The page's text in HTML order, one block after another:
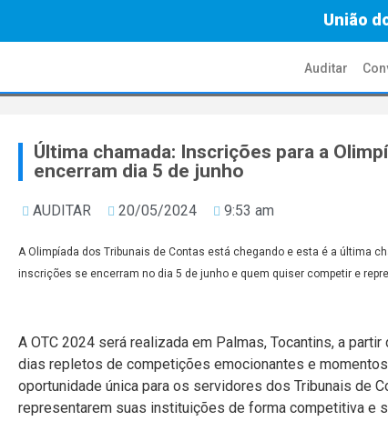
União
Auditar
Última chamada: Inscrições para a
encerram dia 5 de junho
AUDITAR 20/05/2024 9:53 am
A Olimpíada dos Tribunais de Contas está chegando e esta é a última
inscrições se encerram no dia 5 de junho e quem quiser competir e
A OTC 2024 será realizada em Palmas, Tocantins, a
dias repletos de competições emocionantes e
oportunidade única para os servidores dos Tribunais de
representarem suas instituições de forma competitiva e